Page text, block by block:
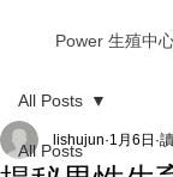
Power 生殖中
All Posts
All Posts
lishujun 1月6日